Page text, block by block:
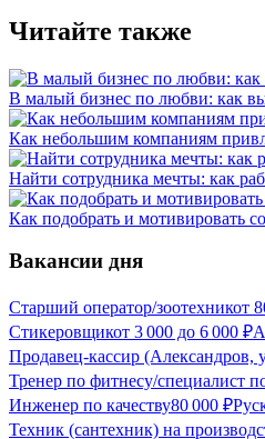
Читайте также
В малый бизнес по любви: как
Как небольшим компаниям
Найти сотрудника мечты: как
Как подобрать и мотивировать
Вакансии дня
Старший оператор/зоотехникот
Стикеровщикот 3 000 до 6 000 ₽
Продавец-кассир (Александров,
Тренер по фитнесу/специалист
Инженер по качеству80 000 ₽
Техник (сантехник) на